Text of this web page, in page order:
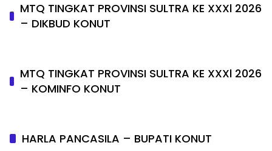
MTQ TINGKAT PROVINSI SULTRA KE XXXl 2026
– DIKBUD KONUT
MTQ TINGKAT PROVINSI SULTRA KE XXXl 2026
– KOMINFO KONUT
HARLA PANCASILA – BUPATI KONUT